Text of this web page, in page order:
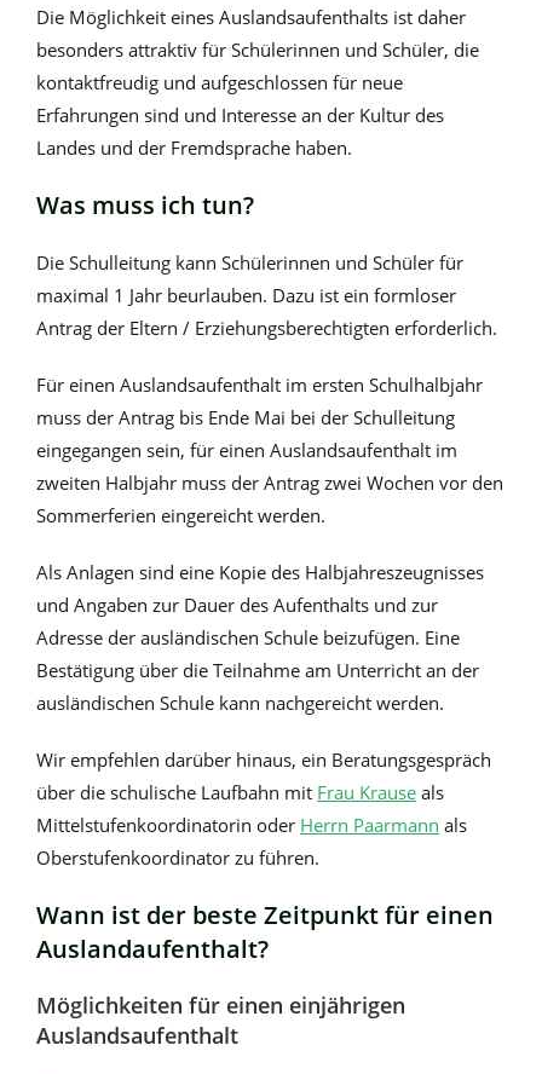
Die Möglichkeit eines Auslandsaufenthalts ist daher
besonders attraktiv für Schülerinnen und Schüler, die
kontaktfreudig und aufgeschlossen für neue
Erfahrungen sind und Interesse an der Kultur des
Landes und der Fremdsprache haben.
Was muss ich tun?
Die Schulleitung kann Schülerinnen und Schüler für
maximal 1 Jahr beurlauben. Dazu ist ein formloser
Antrag der Eltern / Erziehungsberechtigten erforderlich.
Für einen Auslandsaufenthalt im ersten Schulhalbjahr
muss der Antrag bis Ende Mai bei der Schulleitung
eingegangen sein, für einen Auslandsaufenthalt im
zweiten Halbjahr muss der Antrag zwei Wochen vor den
Sommerferien eingereicht werden.
Als Anlagen sind eine Kopie des Halbjahreszeugnisses
und Angaben zur Dauer des Aufenthalts und zur
Adresse der ausländischen Schule beizufügen. Eine
Bestätigung über die Teilnahme am Unterricht an der
ausländischen Schule kann nachgereicht werden.
Wir empfehlen darüber hinaus, ein Beratungsgespräch
über die schulische Laufbahn mit Frau Krause als
Mittelstufenkoordinatorin oder Herrn Paarmann als
Oberstufenkoordinator zu führen.
Wann ist der beste Zeitpunkt für einen
Auslandaufenthalt?
Möglichkeiten für einen einjährigen
Auslandsaufenthalt